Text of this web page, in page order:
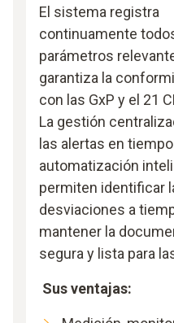
El sistema registra
continuamente
parámetros
garantiza la
con las GxP y el 21
La gestión
las alertas en
automatización
permiten identificar
desviaciones a
mantener la
segura y lista para
Sus ventajas: